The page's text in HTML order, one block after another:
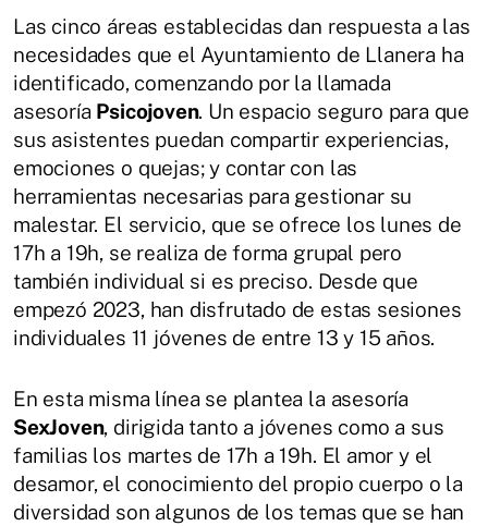
Las cinco áreas establecidas dan respuesta a las
necesidades que el Ayuntamiento de Llanera ha
identificado, comenzando por la llamada
asesoría Psicojoven. Un espacio seguro para que
sus asistentes puedan compartir experiencias,
emociones o quejas; y contar con las
herramientas necesarias para gestionar su
malestar. El servicio, que se ofrece los lunes de
17h a 19h, se realiza de forma grupal pero
también individual si es preciso. Desde que
empezó 2023, han disfrutado de estas sesiones
individuales 11 jóvenes de entre 13 y 15 años.
En esta misma línea se plantea la asesoría
SexJoven, dirigida tanto a jóvenes como a sus
familias los martes de 17h a 19h. El amor y el
desamor, el conocimiento del propio cuerpo o la
diversidad son algunos de los temas que se han